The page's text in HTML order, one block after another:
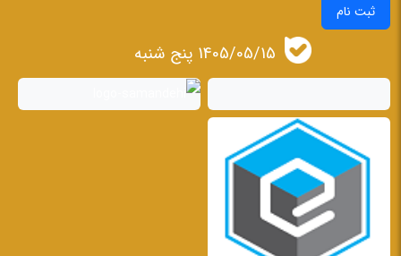
ثبت نام
1405/05/15 پنج شنبه